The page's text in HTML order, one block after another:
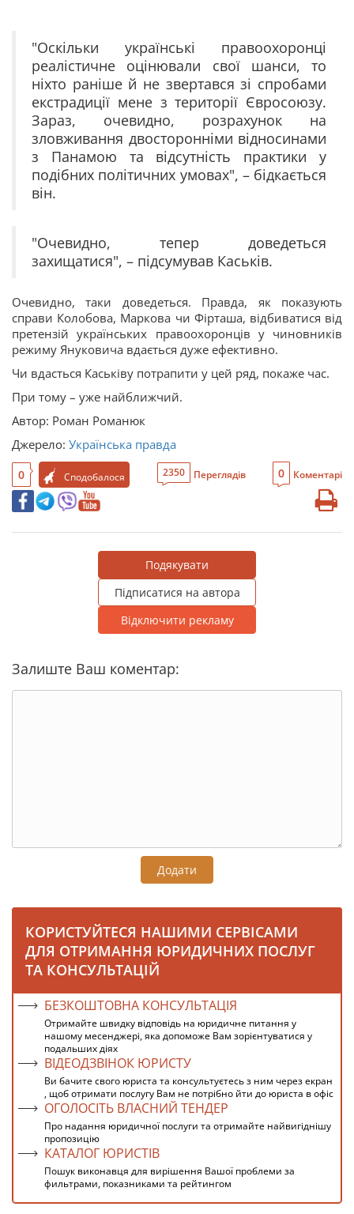
"Оскільки українські правоохоронці
реалістичне оцінювали свої шанси, то
ніхто раніше й не звертався зі спробами
екстрадиції мене з території Євросоюзу.
Зараз, очевидно, розрахунок на
зловживання двосторонніми відносинами
з Панамою та відсутність практики у
подібних політичних умовах", – бідкається
він.
"Очевидно, тепер доведеться
захищатися", – підсумував Каськів.
Очевидно, таки доведеться. Правда, як показують
справи Колобова, Маркова чи Фірташа, відбиватися від
претензій українських правоохоронців у чиновників
режиму Януковича вдається дуже ефективно.
Чи вдасться Каськіву потрапити у цей ряд, покаже час.
При тому – уже найближчий.
Автор: Роман Романюк
Джерело: Українська правда
0 Сподобалося 2350 Переглядів 0 Коментарі
Подякувати
Підписатися на автора
Відключити рекламу
Залиште Ваш коментар:
Додати
КОРИСТУЙТЕСЯ НАШИМИ СЕРВІСАМИ
ДЛЯ ОТРИМАННЯ ЮРИДИЧНИХ ПОСЛУГ
ТА КОНСУЛЬТАЦІЙ
БЕЗКОШТОВНА КОНСУЛЬТАЦІЯ
Отримайте швидку відповідь на юридичне питання у
нашому месенджері, яка допоможе Вам зорієнтуватися у
подальших діях
ВІДЕОДЗВІНОК ЮРИСТУ
Ви бачите свого юриста та консультуєтесь з ним через екран
, щоб отримати послугу Вам не потрібно йти до юриста в офіс
ОГОЛОСІТЬ ВЛАСНИЙ ТЕНДЕР
Про надання юридичної послуги та отримайте найвигіднішу
пропозицію
КАТАЛОГ ЮРИСТІВ
Пошук виконавця для вирішення Вашої проблеми за
фильтрами, показниками та рейтингом